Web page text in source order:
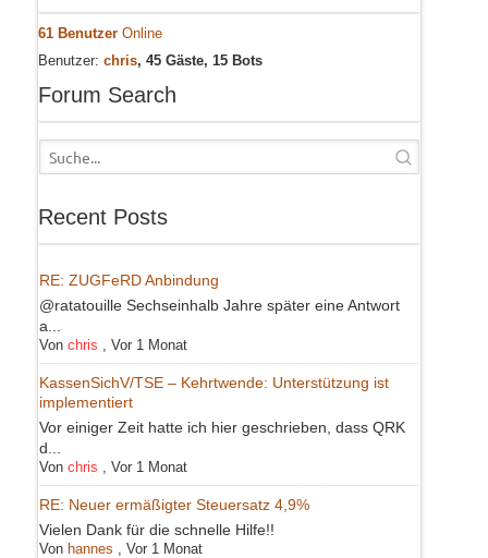
61 Benutzer Online
Benutzer: chris, 45 Gäste, 15 Bots
Forum Search
Recent Posts
RE: ZUGFeRD Anbindung
@ratatouille Sechseinhalb Jahre später eine Antwort
a...
Von chris Vor 1 Monat
KassenSichV/TSE – Kehrtwende: Unterstützung ist
implementiert
Vor einiger Zeit hatte ich hier geschrieben, dass QRK
d...
Von chris Vor 1 Monat
RE: Neuer ermäßigter Steuersatz 4,9%
Vielen Dank für die schnelle Hilfe!!
Von hannes Vor 1 Monat